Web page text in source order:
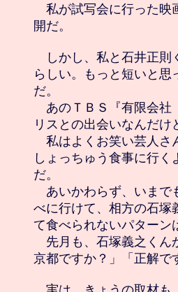
私が試写会に行った映
開だ。
しかし、私と石井正則
らしい。もっと短いと
だ。
あのＴＢＳ『有限会社
リスとの出会いなんだ
私はよくお笑い芸人さ
しょっちゅう食事に行
だ。
あいかわらず、いまで
べに行けて、相方の石塚
て食べられないパターン
先月も、石塚義之くん
京都ですか？」「正解で